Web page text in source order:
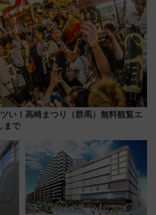
い！高崎まつり（群馬）無料観覧エ
まで